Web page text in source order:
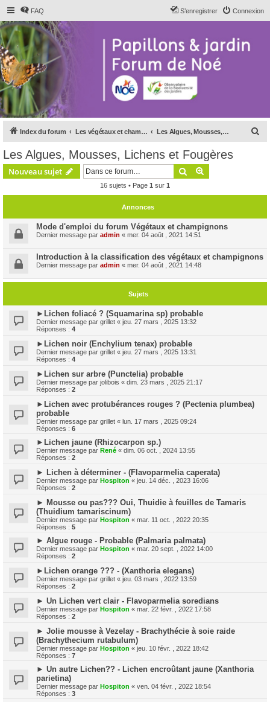
FAQ Connexion
S’enregistrer
Index du forum Les végétaux et champignons Les Algues, Mousses, Lichens et Fougères
c
r
Les Algues, Mousses, Lichens et Fougères
Nouveau sujet Rechercher
16 sujets • Page 1 sur 1
Annonces
Mode d'emploi du forum Végétaux et champignons
Dernier message par admin « mer. 04 août , 2021 14:51
Introduction à la classification des végétaux et champignons
Dernier message par admin « mer. 04 août , 2021 14:48
Sujets
►Lichen foliacé ? (Squamarina sp) probable
Dernier message par grillet « jeu. 27 mars , 2025 13:32
Réponses : 4
►Lichen noir (Enchylium tenax) probable
Dernier message par grillet « jeu. 27 mars , 2025 13:31
Réponses : 4
►Lichen sur arbre (Punctelia) probable
Dernier message par jolibois « dim. 23 mars , 2025 21:17
Réponses : 2
►Lichen avec protubérances rouges ? (Pectenia plumbea)
probable
Dernier message par grillet « lun. 17 mars , 2025 09:24
Réponses : 6
►Lichen jaune (Rhizocarpon sp.)
Dernier message par René « dim. 06 oct. , 2024 13:55
Réponses : 2
► Lichen à déterminer - (Flavoparmelia caperata)
Dernier message par Hospiton « jeu. 14 déc. , 2023 16:06
Réponses : 2
► Mousse ou pas??? Oui, Thuidie à feuilles de Tamaris
(Thuidium tamariscinum)
Dernier message par Hospiton « mar. 11 oct. , 2022 20:35
Réponses : 5
► Algue rouge - Probable (Palmaria palmata)
Dernier message par Hospiton « mar. 20 sept. , 2022 14:00
Réponses : 2
►Lichen orange ??? - (Xanthoria elegans)
Dernier message par grillet « jeu. 03 mars , 2022 13:59
Réponses : 2
► Un Lichen vert clair - Flavoparmelia soredians
Dernier message par Hospiton « mar. 22 févr. , 2022 17:58
Réponses : 2
► Jolie mousse à Vezelay - Brachythécie à soie raide
(Brachythecium rutabulum)
Dernier message par Hospiton « jeu. 10 févr. , 2022 18:42
Réponses : 7
► Un autre Lichen?? - Lichen encroûtant jaune (Xanthoria
parietina)
Dernier message par Hospiton « ven. 04 févr. , 2022 18:54
Réponses : 3